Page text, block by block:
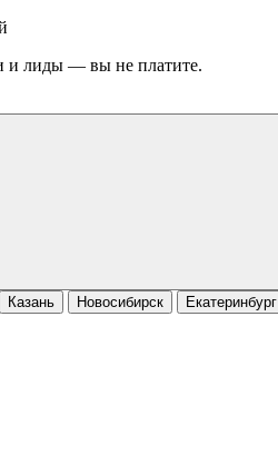
и лиды — вы не платите.
Казань Новосибирск Екатеринбург